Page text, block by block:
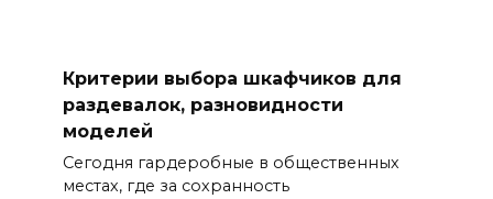
Критерии выбора шкафчиков для
раздевалок, разновидности
моделей
Сегодня гардеробные в общественных
местах, где за сохранность